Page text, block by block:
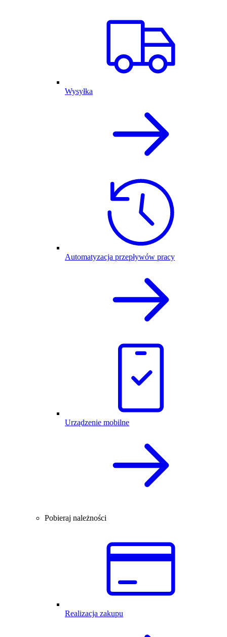
Wysyłka
Automatyzacja przepływów pracy
Urządzenie mobilne
Pobieraj należności
Realizacja zakupu